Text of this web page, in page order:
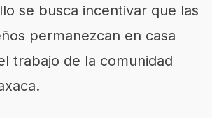
se busca incentivar que las
permanezcan en casa
trabajo de la comunidad